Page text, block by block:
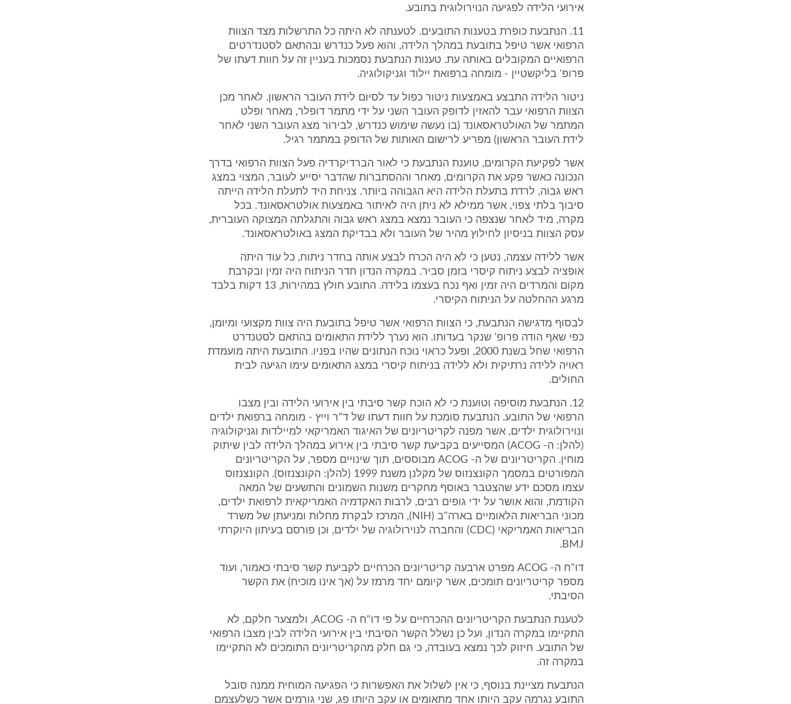
אירועי הלידה לפגיעה הנוירולוגית בתובע.
11. הנתבעת כופרת בטענות התובעים. לטענתה לא היתה כל התרשלות מצד הצוות
הרפואי אשר טיפל בתובעת במהלך הלידה, והוא פעל כנדרש ובהתאם לסטנדרטים
הרפואיים המקובלים באותה עת. טענות הנתבעת נסמכות בעניין זה על חוות דעתו של
פרופ' בליקשטיין - מומחה ברפואת יילוד וגניקולוגיה.
ניטור הלידה התבצע באמצעות ניטור כפול עד לסיום לידת העובר הראשון. לאחר מכן
הצוות הרפואי עבר להאזין לדופק העובר השני על ידי מתמר דופלר, מאחר ופלט
המתמר של האולטראסאונד (בו נעשה שימוש כנדרש, לבירור מצג העובר השני לאחר
לידת העובר הראשון) מפריע לרישום האותות של הדופק במתמר רגיל.
אשר לפקיעת הקרומים, טוענת הנתבעת כי לאור הברדיקרדיה פעל הצוות הרפואי בדרך
הנכונה כאשר פקע את הקרומים, מאחר וההסתברות שהדבר יסייע לעובר, המצוי במצג
ראש גבוה, לרדת בתעלת הלידה היא הגבוהה ביותר. צניחת היד לתעלת הלידה הייתה
סיבוך בלתי צפוי, אשר ממילא לא ניתן היה לאיתור באמצעות אולטראסאונד. בכל
מקרה, מיד לאחר שנצפה כי העובר נמצא במצג ראש גבוה והתגלתה המצוקה העוברית,
עסק הצוות בניסיון לחילוץ מהיר של העובר ולא בבדיקת המצג באולטראסאונד.
אשר ללידה עצמה, נטען כי לא היה הכרח לבצע אותה בחדר ניתוח, כל עוד היתה
אופציה לבצע ניתוח קיסרי בזמן סביר. במקרה הנדון חדר הניתוח היה זמין ובקרבת
מקום והמרדים היה זמין ואף נכח בעצמו בלידה. התובע חולץ במהירות, 13 דקות בלבד
מרגע ההחלטה על הניתוח הקיסרי.
לבסוף מדגישה הנתבעת, כי הצוות הרפואי אשר טיפל בתובעת היה צוות מקצועי ומיומן,
כפי שאף הודה פרופ' שנקר בעדותו. הוא נערך ללידת התאומים בהתאם לסטנדרט
הרפואי שחל בשנת 2000, ופעל כראוי נוכח הנתונים שהיו בפניו. התובעת היתה מועמדת
ראויה ללידה נרתיקית ולא ללידה בניתוח קיסרי במצג התאומים עימו הגיעה לבית
החולים.
12. הנתבעת מוסיפה וטוענת כי לא הוכח קשר סיבתי בין אירועי הלידה ובין מצבו
הרפואי של התובע. הנתבעת סומכת על חוות דעתו של ד"ר וייץ - מומחה ברפואת ילדים
ונוירולוגית ילדים, אשר מפנה לקריטריונים של האיגוד האמריקאי למיילדות וגניקולוגיה
(להלן: ה- ACOG) המסייעים בקביעת קשר סיבתי בין אירוע במהלך הלידה לבין שיתוק
מוחין. הקריטריונים של ה- ACOG מבוססים, תוך שינויים מספר, על הקריטריונים
המפורטים במסמך הקונצנזוס של מקלנן משנת 1999 (להלן: הקונצנזוס). הקונצנזוס
עצמו מסכם ידע שהצטבר באוסף מחקרים משנות השמונים והתשעים של המאה
הקודמת, והוא אושר על ידי גופים רבים, לרבות האקדמיה האמריקאית לרפואת ילדים,
מכוני הבריאות הלאומיים בארה"ב (NIH), המרכז לבקרת מחלות ומניעתן של משרד
הבריאות האמריקאי (CDC) והחברה לנוירולוגיה של ילדים, וכן פורסם בעיתון היוקרתי
BMJ.
דו"ח ה- ACOG מפרט ארבעה קריטריונים הכרחיים לקביעת קשר סיבתי כאמור, ועוד
מספר קריטריונים תומכים, אשר קיומם יחד מרמז על (אך אינו מוכיח) את הקשר
הסיבתי.
לטענת הנתבעת הקריטריונים ההכרחיים על פי דו"ח ה- ACOG, ולמצער חלקם, לא
התקיימו במקרה הנדון, ועל כן נשלל הקשר הסיבתי בין אירועי הלידה לבין מצבו הרפואי
של התובע. חיזוק לכך נמצא בעובדה, כי גם חלק מהקריטריונים התומכים לא התקיימו
במקרה זה.
הנתבעת מציינת בנוסף, כי אין לשלול את האפשרות כי הפגיעה המוחית ממנה סובל
התובע נגרמה עקב היותו אחד מתאומים או עקב היותו פג, שני גורמים אשר כשלעצמם